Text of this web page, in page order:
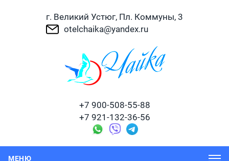
г. Великий Устюг, Пл. Коммуны, 3
otelchaika@yandex.ru
+7 900-508-55-88
+7 921-132-36-56